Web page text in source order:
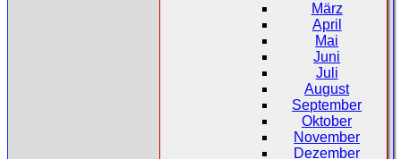
März
April
Mai
Juni
Juli
August
September
Oktober
November
Dezember